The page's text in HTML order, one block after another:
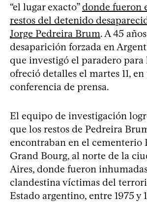
“el lugar exacto” donde fueron
restos del detenido
Jorge Pedreira Brum. A 45
desaparición forzada en
que investigó el paradero
ofreció detalles el martes 11,
conferencia de prensa.
El equipo de investigación
que los restos de Pedreira
encontraban en el cementerio
Grand Bourg, al norte de la
Aires, donde fueron
clandestina víctimas del
Estado argentino, entre 1975 y